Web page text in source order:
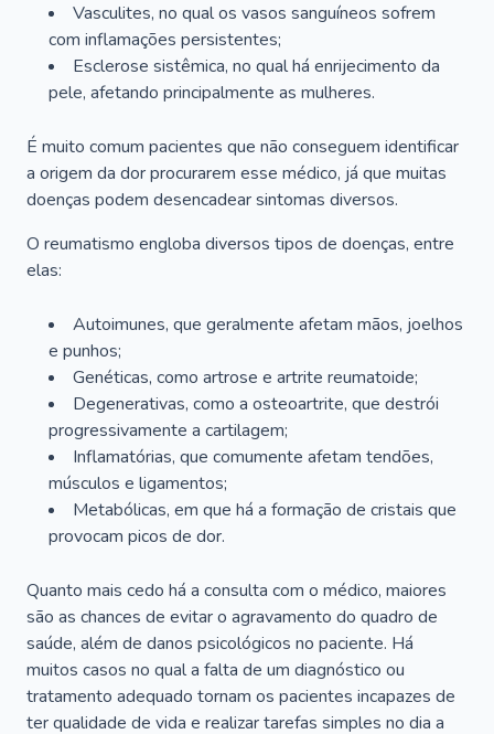
Vasculites, no qual os vasos sanguíneos sofrem
com inflamações persistentes;
Esclerose sistêmica, no qual há enrijecimento da
pele, afetando principalmente as mulheres.
É muito comum pacientes que não conseguem identificar
a origem da dor procurarem esse médico, já que muitas
doenças podem desencadear sintomas diversos.
O reumatismo engloba diversos tipos de doenças, entre
elas:
Autoimunes, que geralmente afetam mãos, joelhos
e punhos;
Genéticas, como artrose e artrite reumatoide;
Degenerativas, como a osteoartrite, que destrói
progressivamente a cartilagem;
Inflamatórias, que comumente afetam tendões,
músculos e ligamentos;
Metabólicas, em que há a formação de cristais que
provocam picos de dor.
Quanto mais cedo há a consulta com o médico, maiores
são as chances de evitar o agravamento do quadro de
saúde, além de danos psicológicos no paciente. Há
muitos casos no qual a falta de um diagnóstico ou
tratamento adequado tornam os pacientes incapazes de
ter qualidade de vida e realizar tarefas simples no dia a